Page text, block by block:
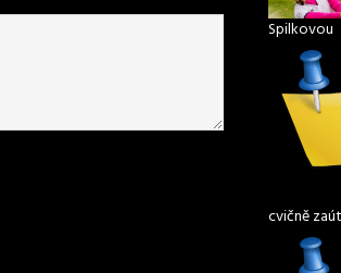
Spilkovou
cvičně